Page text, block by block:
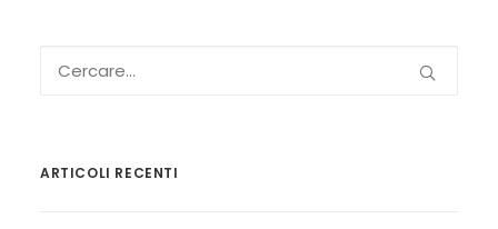
ARTICOLI RECENTI